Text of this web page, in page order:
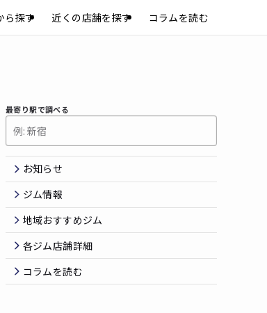
ら探す 近くの店舗を探す コラムを読む
最寄り駅で調べる
お知らせ
ジム情報
地域おすすめジム
各ジム店舗詳細
コラムを読む